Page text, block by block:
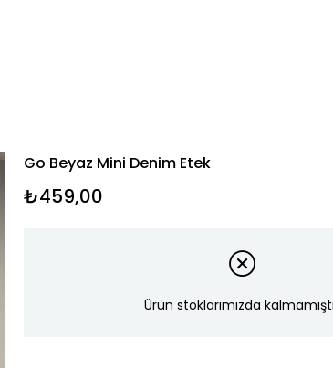
Go Beyaz Mini Denim Etek
₺459,00
Ürün stoklarımızda